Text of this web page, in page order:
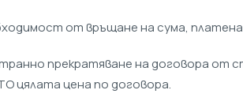
от връщане на сума,
прекратяване на договора
цялата цена по договора.